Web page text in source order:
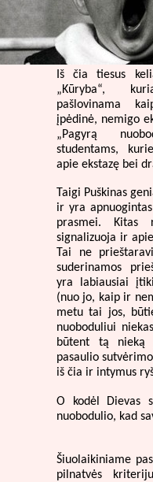
Iš čia tiesus
„Kūryba“,
pašlovinama
įpėdinė, nemigo
„Pagyrą
studentams,
apie ekstazę bei
Taigi Puškinas
ir yra
prasmei. Kitas
signalizuoja ir
Tai ne
suderinamos
yra labiausiai
(nuo jo, kaip ir
metu tai jos,
nuoboduliui
būtent tą
pasaulio
iš čia ir intymus
O kodėl Dievas
nuobodulio, kad
Šiuolaikiniame
pilnatvės